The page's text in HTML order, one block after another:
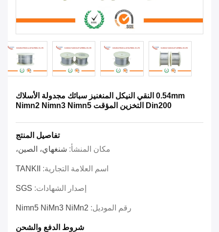
0.54mm النقي النيكل المنغنيز سبائك مجدولة الأسلاك
Din200 التخزين المؤقت Nimn2 Nimn3 Nimn5
تفاصيل المنتج
مكان المنشأ: شنغهاي، الصين،
اسم العلامة التجارية: TANKII
إصدار الشهادات: SGS
رقم الموديل: Nimn5 NiMn3 NiMn2
شروط الدفع والشحن